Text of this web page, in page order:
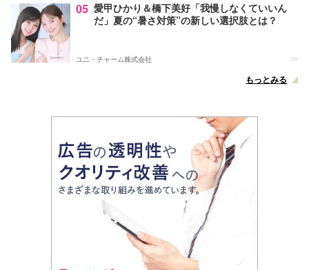
05 愛甲ひかり＆橋下美好「我慢しなくていいん
だ」夏の“暑さ対策”の新しい選択肢とは？
ユニ・チャーム株式会社 PR
もっとみる